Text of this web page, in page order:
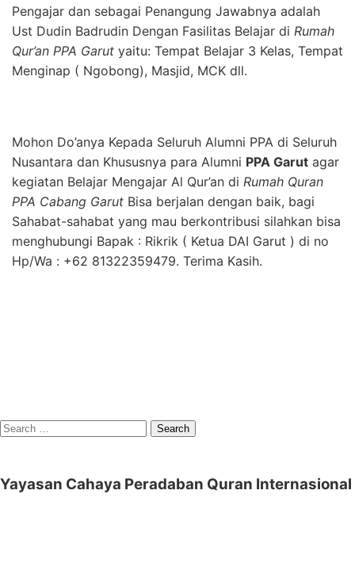
Pengajar dan sebagai Penangung Jawabnya adalah
Ust Dudin Badrudin Dengan Fasilitas Belajar di Rumah
Qur’an PPA Garut yaitu: Tempat Belajar 3 Kelas, Tempat
Menginap ( Ngobong), Masjid, MCK dll.
Mohon Do’anya Kepada Seluruh Alumni PPA di Seluruh
Nusantara dan Khususnya para Alumni PPA Garut agar
kegiatan Belajar Mengajar Al Qur’an di Rumah Quran
PPA Cabang Garut Bisa berjalan dengan baik, bagi
Sahabat-sahabat yang mau berkontribusi silahkan bisa
menghubungi Bapak : Rikrik ( Ketua DAI Garut ) di no
Hp/Wa : +62 81322359479. Terima Kasih.
Search
Yayasan Cahaya Peradaban Quran Internasional